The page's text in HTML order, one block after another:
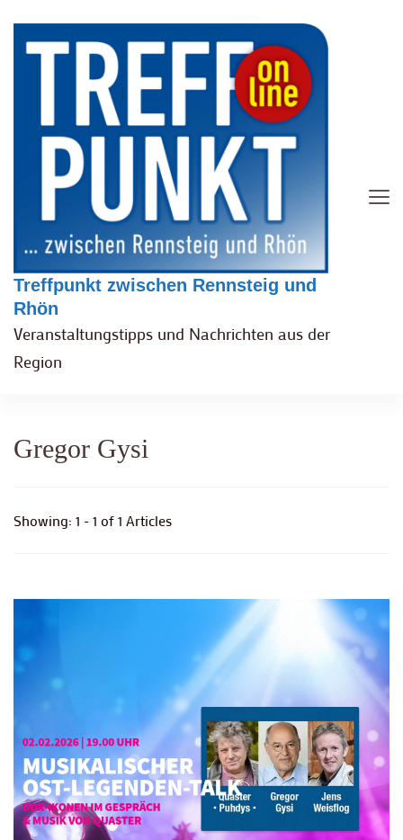
Treffpunkt zwischen Rennsteig und
Rhön
Veranstaltungstipps und Nachrichten aus der
Region
Gregor Gysi
Showing: 1 - 1 of 1 Articles